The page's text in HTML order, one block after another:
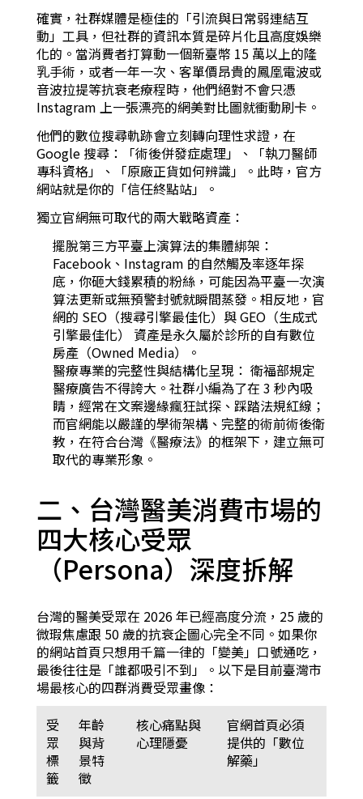
確實，社群媒體是極佳的「引流與日常弱連結互
動」工具，但社群的資訊本質是碎片化且高度娛樂
化的。當消費者打算動一個新臺幣 15 萬以上的隆
乳手術，或者一年一次、客單價昂貴的鳳凰電波或
音波拉提等抗衰老療程時，他們絕對不會只憑
Instagram 上一張漂亮的網美對比圖就衝動刷卡。
他們的數位搜尋軌跡會立刻轉向理性求證，在
Google 搜尋：「術後併發症處理」、「執刀醫師
專科資格」、「原廠正貨如何辨識」。此時，官方
網站就是你的「信任終點站」。
獨立官網無可取代的兩大戰略資產：
擺脫第三方平臺上演算法的集體綁架：
Facebook、Instagram 的自然觸及率逐年探
底，你砸大錢累積的粉絲，可能因為平臺一次演
算法更新或無預警封號就瞬間蒸發。相反地，官
網的 SEO（搜尋引擎最佳化）與 GEO（生成式
引擎最佳化） 資產是永久屬於診所的自有數位
房產（Owned Media）。
醫療專業的完整性與結構化呈現： 衛福部規定
醫療廣告不得誇大。社群小編為了在 3 秒內吸
睛，經常在文案邊緣瘋狂試探、踩踏法規紅線；
而官網能以嚴謹的學術架構、完整的術前術後衛
教，在符合台灣《醫療法》的框架下，建立無可
取代的專業形象。
二、台灣醫美消費市場的
四大核心受眾
（Persona）深度拆解
台灣的醫美受眾在 2026 年已經高度分流，25 歲的
微瑕焦慮跟 50 歲的抗衰企圖心完全不同。如果你
的網站首頁只想用千篇一律的「變美」口號通吃，
最後往往是「誰都吸引不到」。以下是目前臺灣市
場最核心的四群消費受眾畫像：
受
眾
標
籤
年齡
與背
景特
徵
核心痛點與
心理隱憂
官網首頁必須
提供的「數位
解藥」